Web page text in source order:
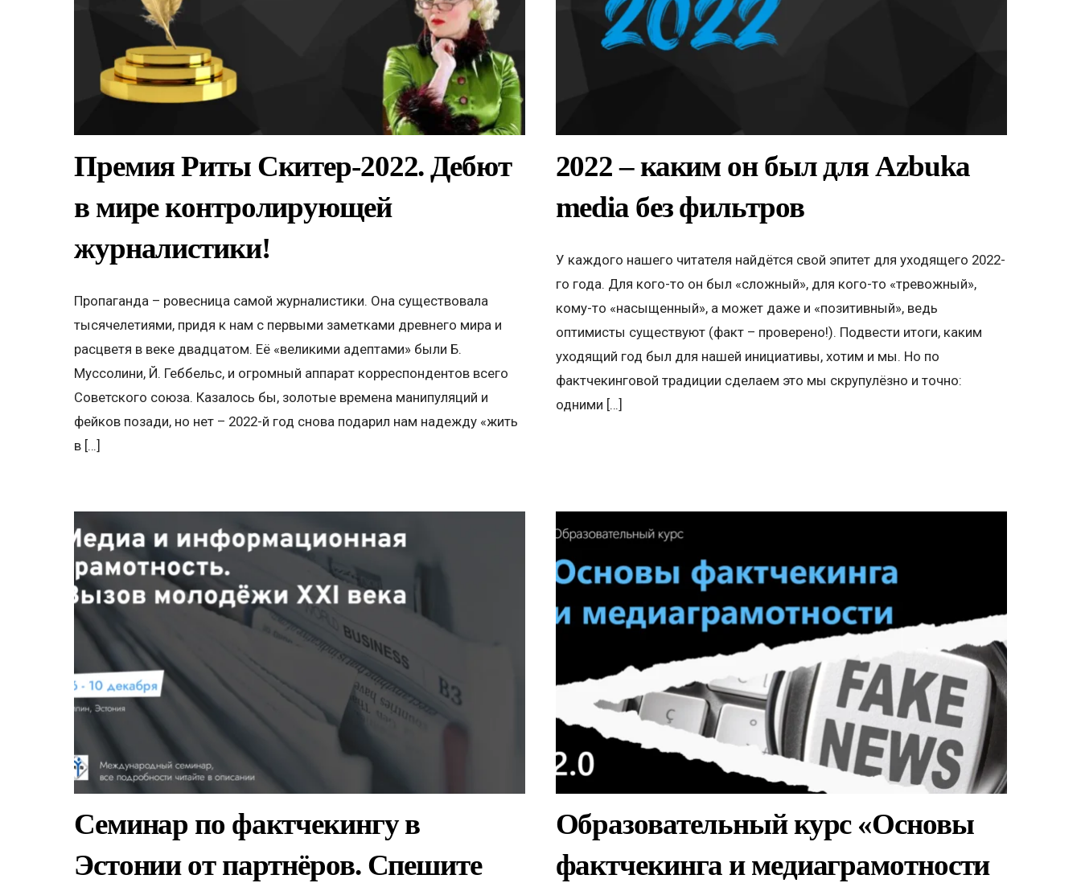
Премия Риты Скитер-2022. Дебют
в мире контролирующей
журналистики!
Пропаганда – ровесница самой журналистики. Она существовала
тысячелетиями, придя к нам с первыми заметками древнего мира и
расцветя в веке двадцатом. Её «великими адептами» были Б.
Муссолини, Й. Геббельс, и огромный аппарат корреспондентов всего
Советского союза. Казалось бы, золотые времена манипуляций и
фейков позади, но нет – 2022-й год снова подарил нам надежду «жить
в […]
2022 – каким он был для Azbuka
media без фильтров
У каждого нашего читателя найдётся свой эпитет для уходящего 2022-
го года. Для кого-то он был «сложный», для кого-то «тревожный»,
кому-то «насыщенный», а может даже и «позитивный», ведь
оптимисты существуют (факт – проверено!). Подвести итоги, каким
уходящий год был для нашей инициативы, хотим и мы. Но по
фактчекинговой традиции сделаем это мы скрупулёзно и точно:
одними […]
Семинар по фактчекингу в
Эстонии от партнёров. Спешите
Образовательный курс «Основы
фактчекинга и медиаграмотности